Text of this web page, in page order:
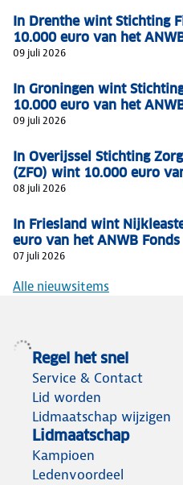
In Drenthe wint Stichting
10.000 euro van het
09 juli 2026
In Groningen wint
10.000 euro van het
09 juli 2026
In Overijssel Stichting
(ZFO) wint 10.000 euro
08 juli 2026
In Friesland wint
euro van het ANWB Fonds
07 juli 2026
Alle nieuwsitems
Regel het snel
Service & Contact
Lid worden
Lidmaatschap wijzigen
Lidmaatschap
Kampioen
Ledenvoordeel